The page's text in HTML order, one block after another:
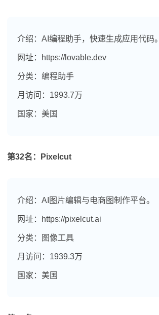
介绍：AI编程助手，快速生成应用代码。
网址：https://lovable.dev
分类：编程助手
月访问：1993.7万
国家：美国
第32名：Pixelcut
介绍：AI图片编辑与电商图制作平台。
网址：https://pixelcut.ai
分类：图像工具
月访问：1939.3万
国家：美国